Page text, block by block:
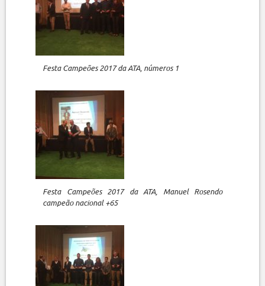
Festa Campeões 2017 da ATA, números 1
Festa Campeões 2017 da ATA, Manuel Rosendo
campeão nacional +65